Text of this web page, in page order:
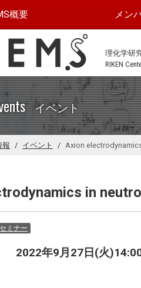
概要 メン
理化学研
RIKEN
イベント
報 イベント Axion
in
ミナー
2022年9月27日(火